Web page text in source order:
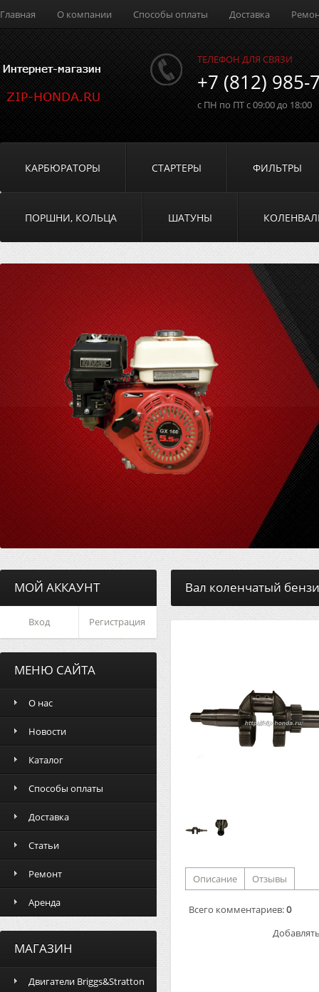
Главная О компании Способы оплаты Доставка
ТЕЛЕФОН ДЛЯ СВЯЗИ
+7 (812) 985-
с ПН по ПТ с 09:00 до 18:00
КАРБЮРАТОРЫ СТАРТЕРЫ ФИЛЬТРЫ
ПОРШНИ, КОЛЬЦА ШАТУНЫ
МОЙ АККАУНТ
Вход Регистрация
МЕНЮ САЙТА
О нас
Новости
Каталог
Способы оплаты
Доставка
Статьи
Ремонт
Аренда
МАГАЗИН
Двигатели Briggs&Stratton
Вал коленчатый
Описание Отзывы
Всего комментариев:0